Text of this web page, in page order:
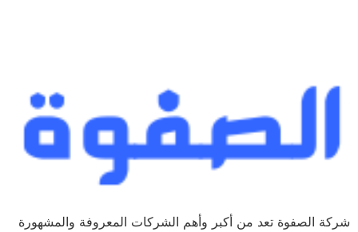
شركة الصفوة تعد من أكبر وأهم الشركات المعروفة والمشهورة